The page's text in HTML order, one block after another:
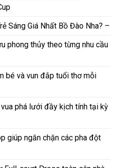
Sáng Giá Nhất Bồ Đào Nha? –
phong thủy theo từng nhu cầu
bé và vun đắp tuổi thơ mỗi
phá lưới đầy kịch tính tại kỳ
giúp ngăn chặn các pha đột